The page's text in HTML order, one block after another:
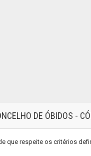
DE ÓBIDOS -
que respeite os critérios